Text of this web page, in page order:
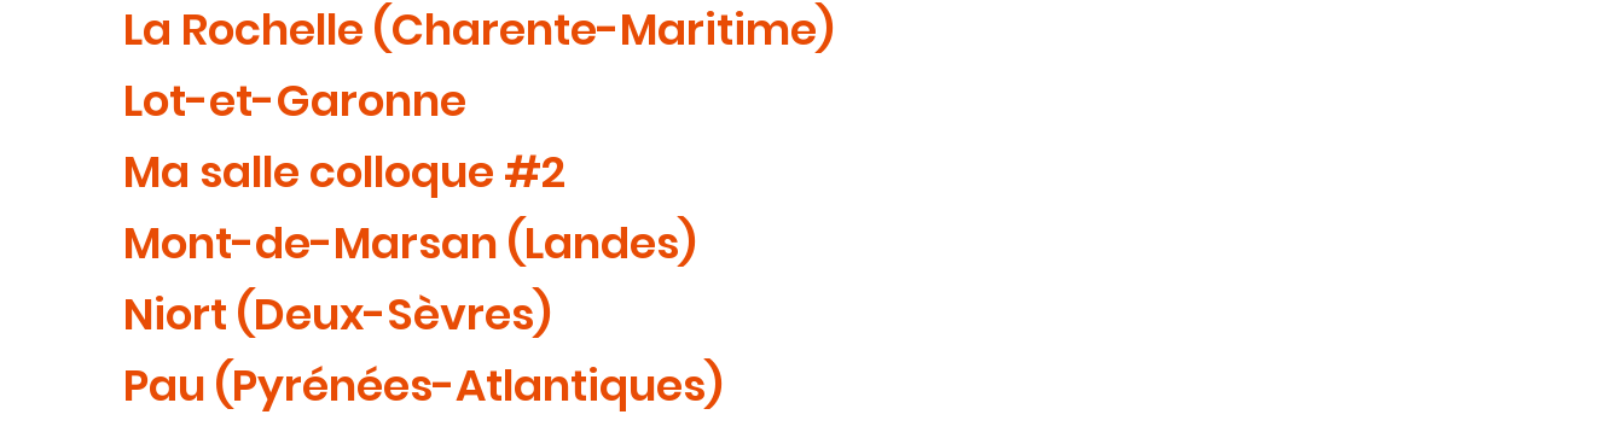
La Rochelle (Charente-Maritime)
Lot-et-Garonne
Ma salle colloque #2
Mont-de-Marsan (Landes)
Niort (Deux-Sèvres)
Pau (Pyrénées-Atlantiques)